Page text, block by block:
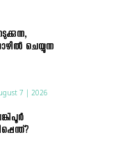
ചെയ്യുന്ന
7 | 2026